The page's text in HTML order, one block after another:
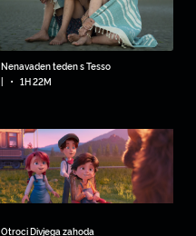
Nenavaden teden s Tesso
• 1H 22M
Otroci Divjega zahoda